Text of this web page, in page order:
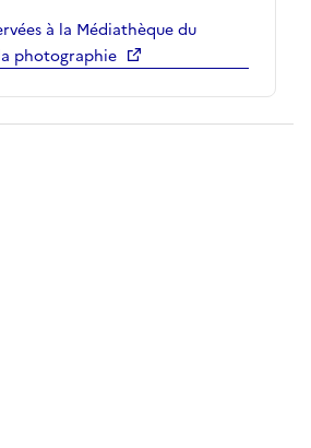
à la Médiathèque du
photographie